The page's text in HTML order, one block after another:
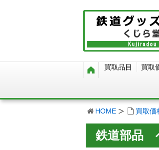
買取品目 買取
HOME 買取価
鉄道部品